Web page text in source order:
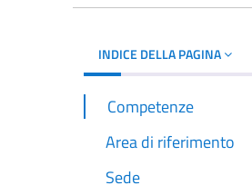
INDICE DELLA PAGINA
Competenze
Area di riferimento
Sede